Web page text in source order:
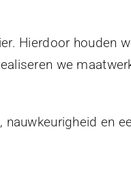
Hierdoor houden
we
en